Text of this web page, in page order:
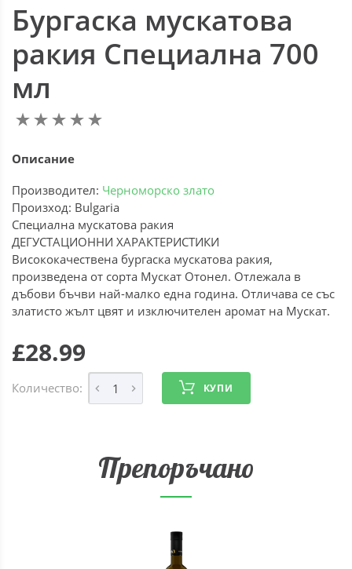
Бургаска мускатова
ракия Специална 700
мл
Описание
Производител: Черноморско злато
Произход: Bulgaria
Специална мускатова ракия
ДЕГУСТАЦИОННИ ХАРАКТЕРИСТИКИ
Висококачествена бургаска мускатова ракия,
произведена от сорта Мускат Отонел. Отлежала в
дъбови бъчви най-малко една година. Отличава се със
златисто жълт цвят и изключителен аромат на Мускат.
£28.99
Количество: КУПИ
Препоръчано